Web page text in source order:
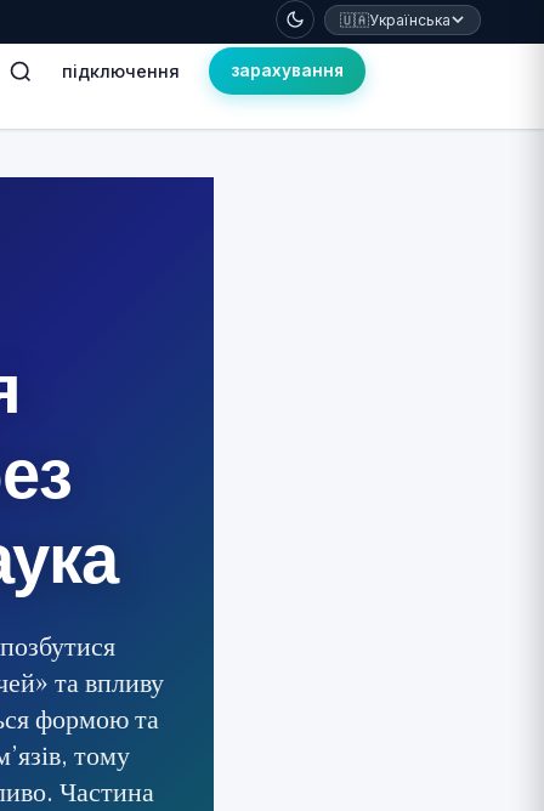
🇺🇦Українська
підключення зарахування
та впливу
формою та
тому
Частина